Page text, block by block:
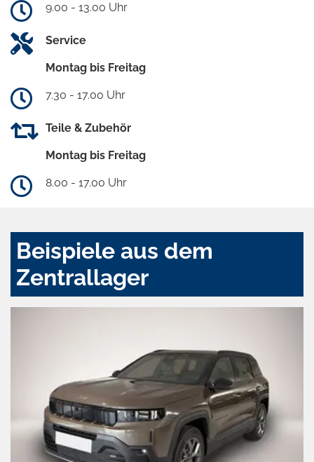
9.00 - 13.00 Uhr
Service
Montag bis Freitag
7.30 - 17.00 Uhr
Teile & Zubehör
Montag bis Freitag
8.00 - 17.00 Uhr
Beispiele aus dem
Zentrallager